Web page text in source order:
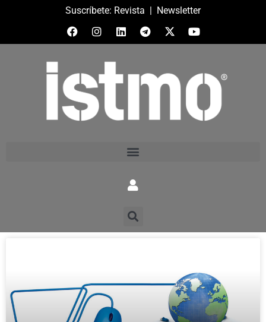
Suscríbete: Revista | Newsletter